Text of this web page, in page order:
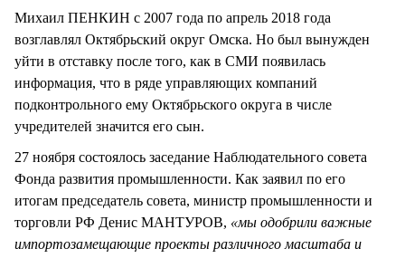
Михаил ПЕНКИН с 2007 года по апрель 2018 года
возглавлял Октябрьский округ Омска. Но был вынужден
уйти в отставку после того, как в СМИ появилась
информация, что в ряде управляющих компаний
подконтрольного ему Октябрьского округа в числе
учредителей значится его сын.
27 ноября состоялось заседание Наблюдательного совета
Фонда развития промышленности. Как заявил по его
итогам председатель совета, министр промышленности и
торговли РФ Денис МАНТУРОВ, «мы одобрили важные
импортозамещающие проекты различного масштаба и